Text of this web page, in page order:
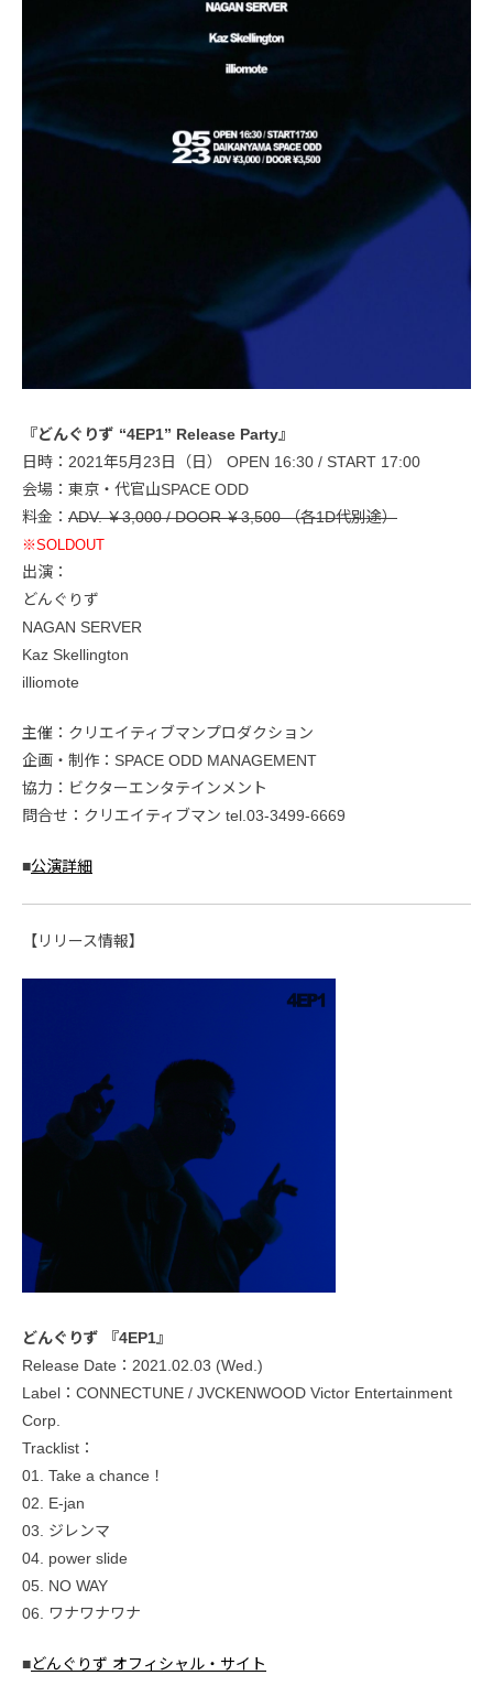
『どんぐりず “4EP1” Release Party』
日時：2021年5月23日（日） OPEN 16:30 / START 17:00
会場：東京・代官山SPACE ODD
料金： ADV. ￥3,000 / DOOR ￥3,500 （各1D代別途）
※SOLDOUT
出演：
どんぐりず
NAGAN SERVER
Kaz Skellington
illiomote
主催：クリエイティブマンプロダクション
企画・制作：SPACE ODD MANAGEMENT
協力：ビクターエンタテインメント
問合せ：クリエイティブマン tel.03-3499-6669
■公演詳細
【リリース情報】
どんぐりず 『4EP1』
Release Date：2021.02.03 (Wed.)
Label：CONNECTUNE / JVCKENWOOD Victor Entertainment
Corp.
Tracklist：
01. Take a chance！
02. E-jan
03. ジレンマ
04. power slide
05. NO WAY
06. ワナワナワナ
■どんぐりず オフィシャル・サイト